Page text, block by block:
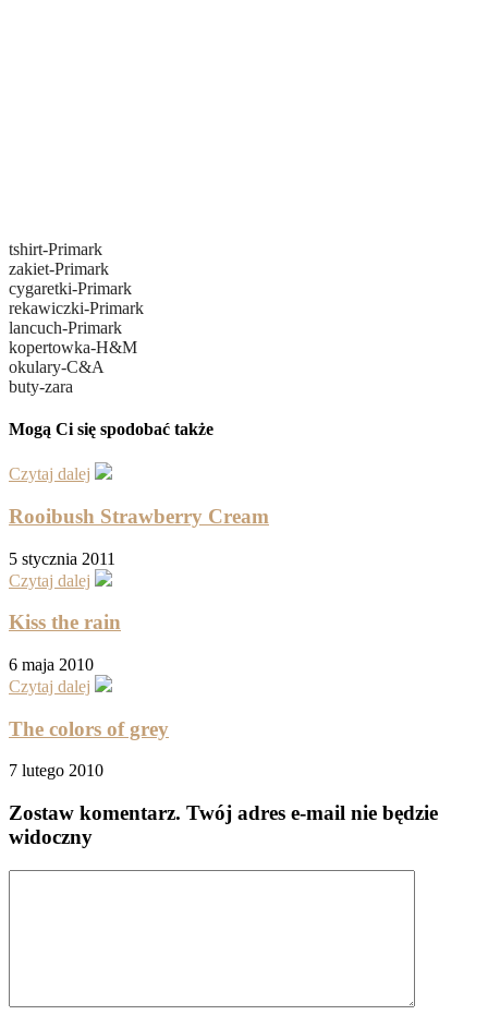
tshirt-Primark
zakiet-Primark
cygaretki-Primark
rekawiczki-Primark
lancuch-Primark
kopertowka-H&M
okulary-C&A
buty-zara
Mogą Ci się spodobać także
Czytaj dalej
Rooibush Strawberry Cream
5 stycznia 2011
Czytaj dalej
Kiss the rain
6 maja 2010
Czytaj dalej
The colors of grey
7 lutego 2010
Zostaw komentarz. Twój adres e-mail nie będzie
widoczny